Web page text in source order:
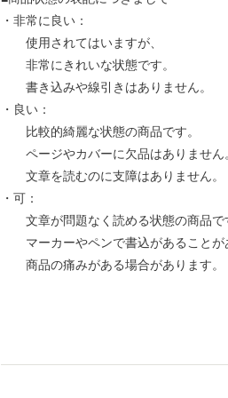
・非常に良い：
使用されてはいますが、
非常にきれいな状態です。
書き込みや線引きはありません。
・良い：
比較的綺麗な状態の商品です。
ページやカバーに欠品はありません
文章を読むのに支障はありません。
・可：
文章が問題なく読める状態の商品で
マーカーやペンで書込があることが
商品の痛みがある場合があります。